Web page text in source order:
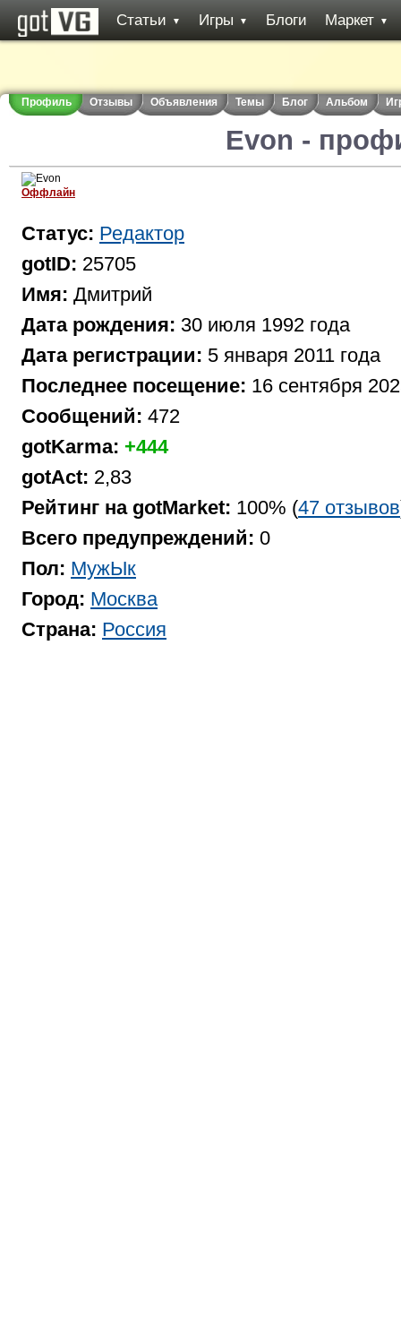
Статьи ▼ Игры ▼ Блоги Маркет ▼
Профиль Отзывы Объявления Темы Блог Альбом
Evon -
Оффлайн
Статус: Редактор
gotID: 25705
Имя: Дмитрий
Дата рождения: 30 июля 1992 года
Дата регистрации: 5 января 2011 года
Последнее посещение: 16 сентября
Сообщений: 472
gotKarma: +444
gotAct: 2,83
Рейтинг на gotMarket: 100% (47 отзывов
Всего предупреждений: 0
Пол: МужЫк
Город: Москва
Страна: Россия